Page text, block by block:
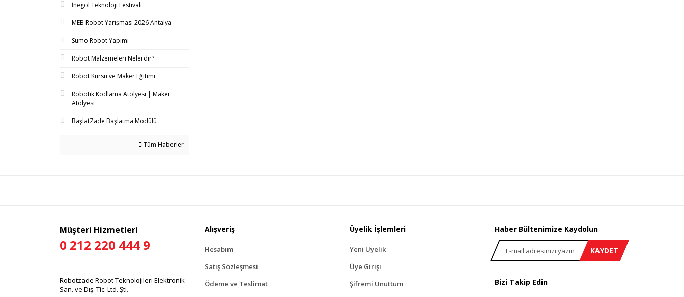
İnegöl Teknoloji Festivali
MEB Robot Yarışması 2026 Antalya
Sumo Robot Yapımı
Robot Malzemeleri Nelerdir?
Robot Kursu ve Maker Eğitimi
Robotik Kodlama Atölyesi | Maker
Atölyesi
BaşlatZade Başlatma Modülü
Tüm Haberler
Müşteri Hizmetleri
0 212 220 444 9
Robotzade Robot Teknolojileri Elektronik
San. ve Dış. Tic. Ltd. Şti.
Alışveriş
Hesabım
Satış Sözleşmesi
Ödeme ve Teslimat
Üyelik İşlemleri
Yeni Üyelik
Üye Girişi
Şifremi Unuttum
Haber Bültenimize Kaydolun
KAYDET
Bizi Takip Edin